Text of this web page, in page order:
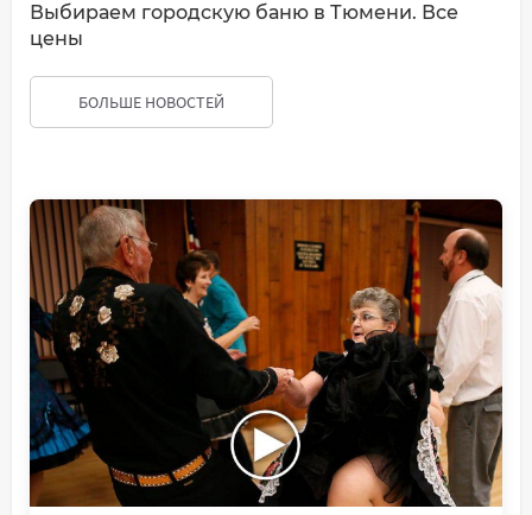
Выбираем городскую баню в Тюмени. Все
цены
БОЛЬШЕ НОВОСТЕЙ